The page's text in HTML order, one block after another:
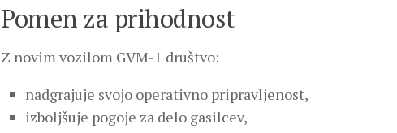
Pomen za prihodnost
Z novim vozilom GVM-1 društvo:
nadgrajuje svojo operativno pripravljenost,
izboljšuje pogoje za delo gasilcev,